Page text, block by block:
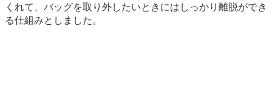
くれて、バッグを取り外したいときにはしっかり離脱ができ
る仕組みとしました。